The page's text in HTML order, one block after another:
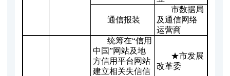
通信报装
市数据局
及通信网络
运营商
统筹在“信用
中国”网站及地
方信用平台网站
建立相关失信信
★市发展
改革委